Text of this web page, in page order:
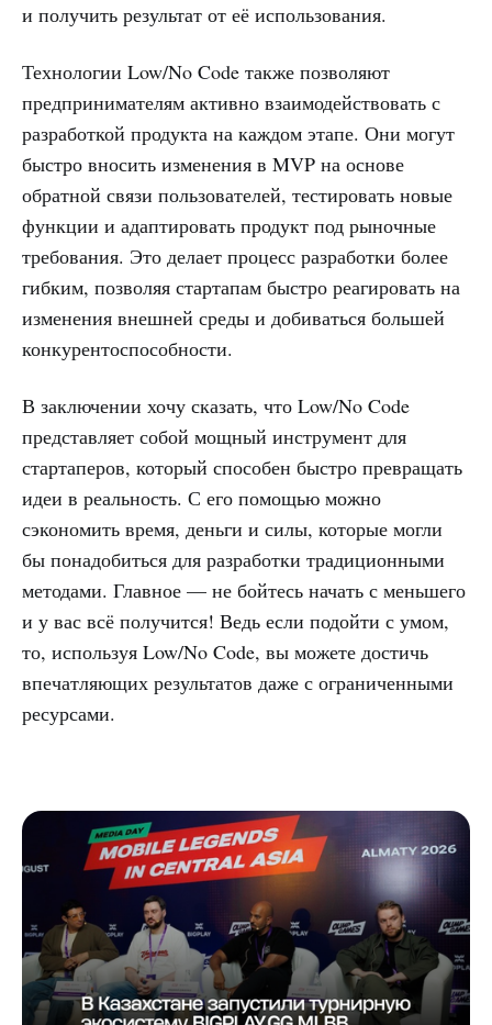
и получить результат от её использования.
Технологии Low/No Code также позволяют
предпринимателям активно взаимодействовать с
разработкой продукта на каждом этапе. Они могут
быстро вносить изменения в MVP на основе
обратной связи пользователей, тестировать новые
функции и адаптировать продукт под рыночные
требования. Это делает процесс разработки более
гибким, позволяя стартапам быстро реагировать на
изменения внешней среды и добиваться большей
конкурентоспособности.
В заключении хочу сказать, что Low/No Code
представляет собой мощный инструмент для
стартаперов, который способен быстро превращать
идеи в реальность. С его помощью можно
сэкономить время, деньги и силы, которые могли
бы понадобиться для разработки традиционными
методами. Главное — не бойтесь начать с меньшего
и у вас всё получится! Ведь если подойти с умом,
то, используя Low/No Code, вы можете достичь
впечатляющих результатов даже с ограниченными
ресурсами.